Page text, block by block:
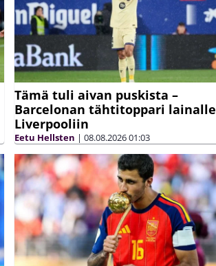
Tämä tuli aivan puskista –
Barcelonan tähtitoppari lainalle
Liverpooliin
Eetu Hellsten | 08.08.202601:03